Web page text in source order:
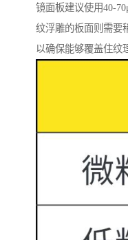
镜面板建议使用40-
纹浮雕的板面则需要
以确保能够覆盖住纹